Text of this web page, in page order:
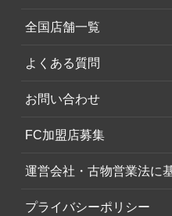
全国店舗一覧
よくある質問
お問い合わせ
FC加盟店募集
運営会社・古物営業法に
プライバシーポリシー